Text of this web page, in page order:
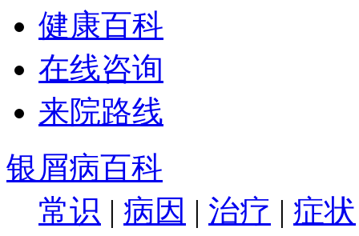
健康百科
在线咨询
来院路线
银屑病百科
常识 | 病因 | 治疗 | 症状